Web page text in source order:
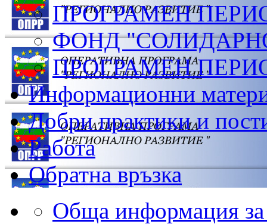
ПРОГРАМЕН
ФОНД
ПРОГРАМЕН
Информационни
Добри практики и
Работа
Обратна връзка
Обща информация